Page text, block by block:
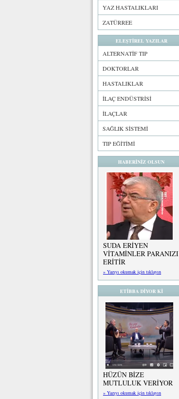
YAZ HASTALIKLARI
ZATÜRREE
ELEŞTİREL YAZILAR
ALTERNATİF TIP
DOKTORLAR
HASTALIKLAR
İLAÇ ENDÜSTRİSİ
İLAÇLAR
SAĞLIK SİSTEMİ
TIP EĞİTİMİ
HABERİNİZ OLSUN
SUDA ERİYEN
VİTAMİNLER PARANIZI
ERİTİR
» Yazıyı okumak için tıklayın
ETİBBA DİYOR Kİ
HÜZÜN BİZE
MUTLULUK VERİYOR
» Yazıyı okumak için tıklayın